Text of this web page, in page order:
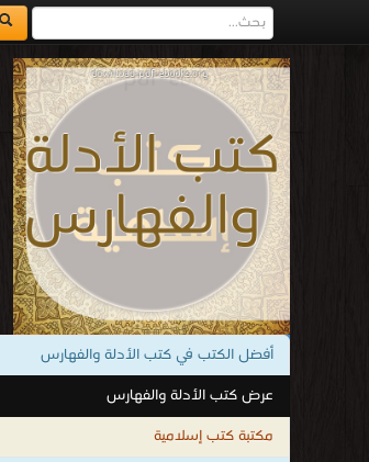
أفضل الكتب في كتب الأدلة والفهارس
عرض كتب الأدلة والفهارس
مكتبة كتب إسلامية